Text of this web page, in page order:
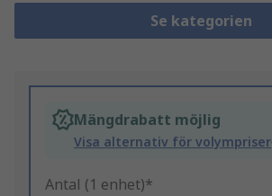
Se kategorien
Mängdrabatt möjlig
Visa alternativ för volympriser
Antal (1 enhet)*